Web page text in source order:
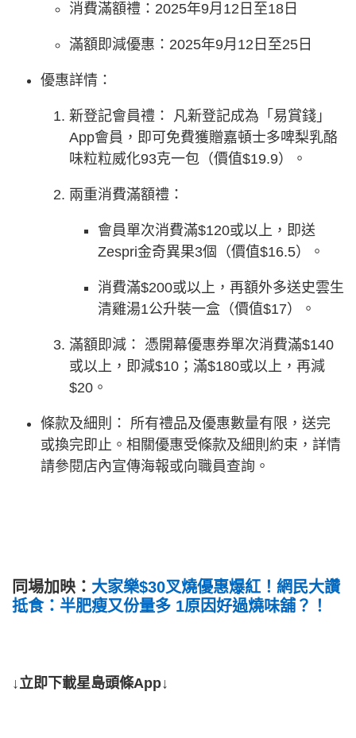
消費滿額禮：2025年9月12日至18日
滿額即減優惠：2025年9月12日至25日
優惠詳情：
新登記會員禮： 凡新登記成為「易賞錢」
App會員，即可免費獲贈嘉頓士多啤梨乳酪
味粒粒威化93克一包（價值$19.9）。
兩重消費滿額禮：
會員單次消費滿$120或以上，即送
Zespri金奇異果3個（價值$16.5）。
消費滿$200或以上，再額外多送史雲生
清雞湯1公升裝一盒（價值$17）。
滿額即減： 憑開幕優惠券單次消費滿$140
或以上，即減$10；滿$180或以上，再減
$20。
條款及細則： 所有禮品及優惠數量有限，送完
或換完即止。相關優惠受條款及細則約束，詳情
請參閱店內宣傳海報或向職員查詢。
同場加映： 大家樂$30叉燒優惠爆紅！網民大讚
抵食：半肥瘦又份量多 1原因好過燒味舖？！
↓立即下載星島頭條App↓